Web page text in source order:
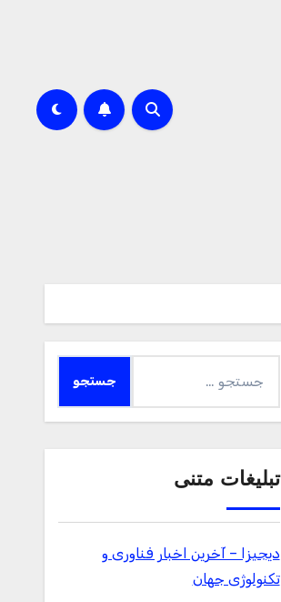
برای:
تبلیغات متنی
دیجیزا – آخرین اخبار فناوری و
تکنولوژی جهان